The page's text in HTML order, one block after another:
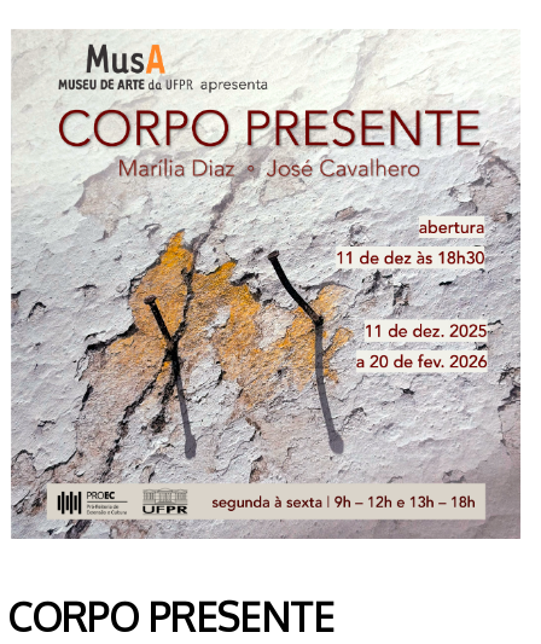
CORPO PRESENTE